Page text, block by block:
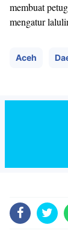
membuat
mengatur
Aceh